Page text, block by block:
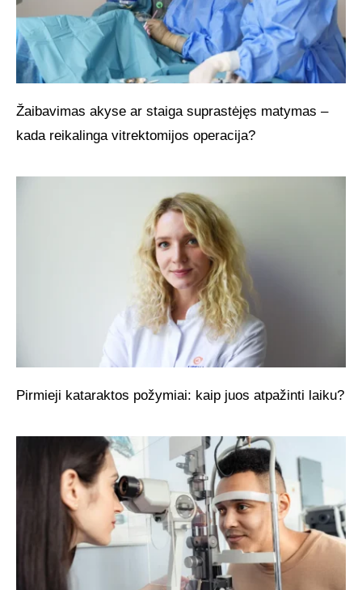
Žaibavimas akyse ar staiga suprastėjęs matymas –
kada reikalinga vitrektomijos operacija?
Pirmieji kataraktos požymiai: kaip juos atpažinti laiku?